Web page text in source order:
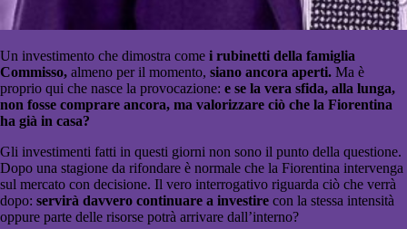
Un investimento che dimostra come i rubinetti della famiglia
Commisso, almeno per il momento, siano ancora aperti. Ma è
proprio qui che nasce la provocazione: e se la vera sfida, alla lunga,
non fosse comprare ancora, ma valorizzare ciò che la Fiorentina
ha già in casa?
Gli investimenti fatti in questi giorni non sono il punto della questione.
Dopo una stagione da rifondare è normale che la Fiorentina intervenga
sul mercato con decisione. Il vero interrogativo riguarda ciò che verrà
dopo: servirà davvero continuare a investire con la stessa intensità
oppure parte delle risorse potrà arrivare dall’interno?